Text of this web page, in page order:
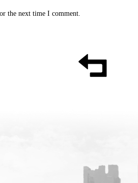
the next time I comment.